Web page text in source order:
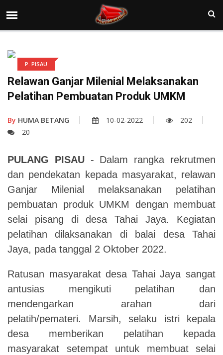
P. PISAU
Relawan Ganjar Milenial Melaksanakan
Pelatihan Pembuatan Produk UMKM
By HUMA BETANG 10-02-2022
202
20
PULANG PISAU- Dalam rangka rekrutmen
dan pendekatan kepada masyarakat, relawan
Ganjar Milenial melaksanakan pelatihan
pembuatan produk UMKM dengan membuat
selai pisang di desa Tahai Jaya. Kegiatan
pelatihan dilaksanakan di balai desa Tahai
Jaya, pada tanggal 2 Oktober 2022.
Ratusan masyarakat desa Tahai Jaya sangat
antusias mengikuti pelatihan dan
mendengarkan arahan dari
pelatih/pemateri. Marsih, selaku istri kepala
desa memberikan pelatihan kepada
masyarakat setempat untuk membuat selai